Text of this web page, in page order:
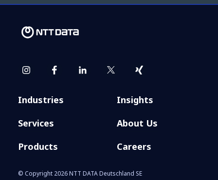
Industries
Services
Products
Insights
About Us
Careers
© Copyright 2026 NTT DATA Deutschland SE